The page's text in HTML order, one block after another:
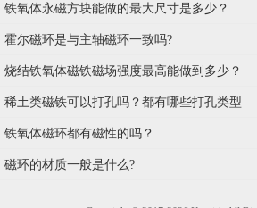
铁氧体永磁方块能做的最大尺寸是多少？
霍尔磁环是与主轴磁环一致吗?
烧结铁氧体磁铁磁场强度最高能做到多少？
稀土类磁铁可以打孔吗？都有哪些打孔类型
铁氧体磁环都有磁性的吗？
磁环的材质一般是什么?